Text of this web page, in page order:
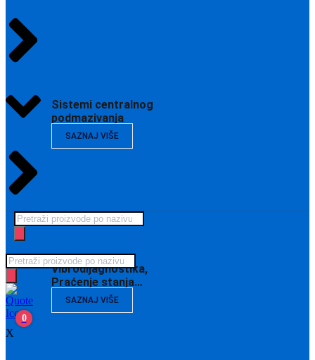
Sistemi centralnog
podmazivanja
SAZNAJ VIŠE
Vibrodijagnostika,
Praćenje stanja…
SAZNAJ VIŠE
Products
search
Products
search
0
X